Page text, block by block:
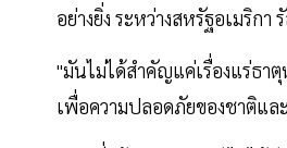
อย่างยิ่ง ระหว่างสหรัฐอเมริกา
"มันไม่ได้สำคัญแค่เรื่องแร่ธา
เพื่อความปลอดภัยของชาติแล